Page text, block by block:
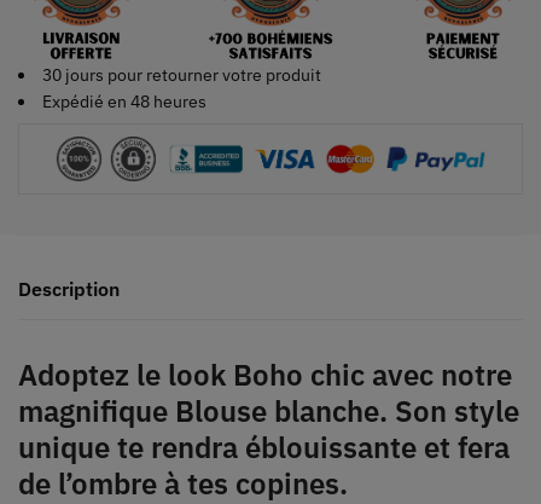
30 jours pour retourner votre produit
Expédié en 48 heures
Description
Adoptez le look Boho chic avec notre
magnifique Blouse blanche. Son style
unique te rendra éblouissante et fera
de l’ombre à tes copines.